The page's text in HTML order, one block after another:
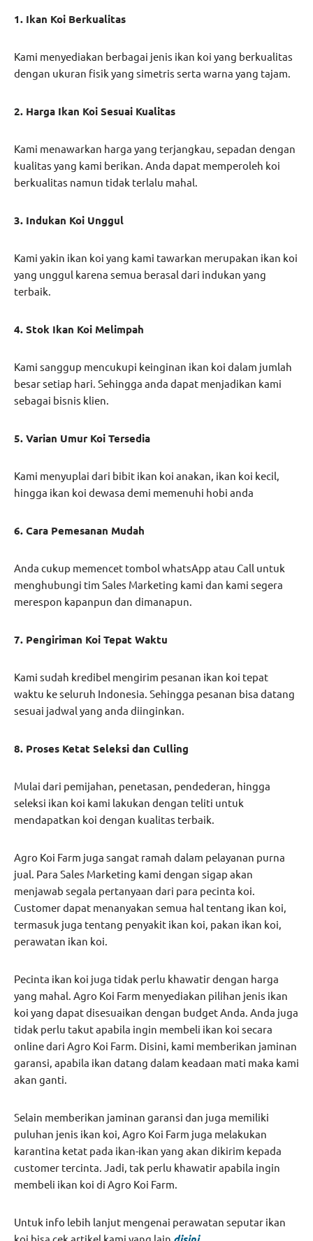
1. Ikan Koi Berkualitas
Kami menyediakan berbagai jenis ikan koi yang berkualitas
dengan ukuran fisik yang simetris serta warna yang tajam.
2. Harga Ikan Koi Sesuai Kualitas
Kami menawarkan harga yang terjangkau, sepadan dengan
kualitas yang kami berikan. Anda dapat memperoleh koi
berkualitas namun tidak terlalu mahal.
3. Indukan Koi Unggul
Kami yakin ikan koi yang kami tawarkan merupakan ikan koi
yang unggul karena semua berasal dari indukan yang
terbaik.
4. Stok Ikan Koi Melimpah
Kami sanggup mencukupi keinginan ikan koi dalam jumlah
besar setiap hari. Sehingga anda dapat menjadikan kami
sebagai bisnis klien.
5. Varian Umur Koi Tersedia
Kami menyuplai dari bibit ikan koi anakan, ikan koi kecil,
hingga ikan koi dewasa demi memenuhi hobi anda
6. Cara Pemesanan Mudah
Anda cukup memencet tombol whatsApp atau Call untuk
menghubungi tim Sales Marketing kami dan kami segera
merespon kapanpun dan dimanapun.
7. Pengiriman Koi Tepat Waktu
Kami sudah kredibel mengirim pesanan ikan koi tepat
waktu ke seluruh Indonesia. Sehingga pesanan bisa datang
sesuai jadwal yang anda diinginkan.
8. Proses Ketat Seleksi dan Culling
Mulai dari pemijahan, penetasan, pendederan, hingga
seleksi ikan koi kami lakukan dengan teliti untuk
mendapatkan koi dengan kualitas terbaik.
Agro Koi Farm juga sangat ramah dalam pelayanan purna
jual. Para Sales Marketing kami dengan sigap akan
menjawab segala pertanyaan dari para pecinta koi.
Customer dapat menanyakan semua hal tentang ikan koi,
termasuk juga tentang penyakit ikan koi, pakan ikan koi,
perawatan ikan koi.
Pecinta ikan koi juga tidak perlu khawatir dengan harga
yang mahal. Agro Koi Farm menyediakan pilihan jenis ikan
koi yang dapat disesuaikan dengan budget Anda. Anda juga
tidak perlu takut apabila ingin membeli ikan koi secara
online dari Agro Koi Farm. Disini, kami memberikan jaminan
garansi, apabila ikan datang dalam keadaan mati maka kami
akan ganti.
Selain memberikan jaminan garansi dan juga memiliki
puluhan jenis ikan koi, Agro Koi Farm juga melakukan
karantina ketat pada ikan-ikan yang akan dikirim kepada
customer tercinta. Jadi, tak perlu khawatir apabila ingin
membeli ikan koi di Agro Koi Farm.
Untuk info lebih lanjut mengenai perawatan seputar ikan